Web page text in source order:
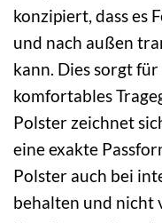
konzipiert, dass es
und nach außen
kann. Dies sorgt
komfortables
Polster zeichnet
eine exakte
Polster auch bei
behalten und nicht